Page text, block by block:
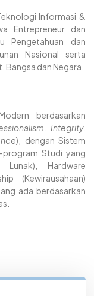
Informasi &
Entrepreneur dan
Pengetahuan dan
Nasional serta
dan Negara.
berdasarkan
Integrity,
), dengan Sistem
Studi yang
Hardware
(Kewirausahaan)
ada berdasarkan